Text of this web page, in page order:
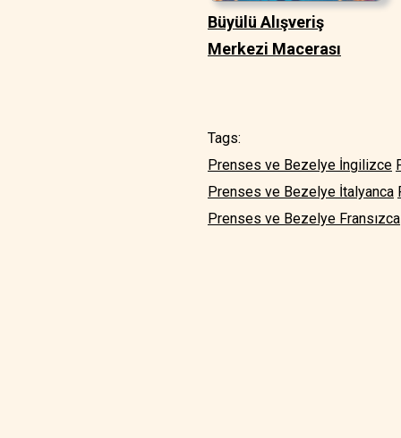
Büyülü Alışveriş
Merkezi Macerası
Tags:
Prenses ve Bezelye İngilizce
Prenses ve Bezelye İtalyanca
Prenses ve Bezelye Fransızca